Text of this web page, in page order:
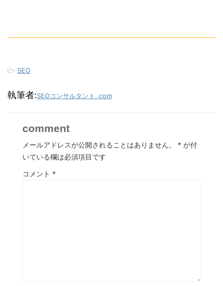
-SEO
執筆者:SEOコンサルタント .com
comment
メールアドレスが公開されることはありません。 * が付
いている欄は必須項目です
コメント *